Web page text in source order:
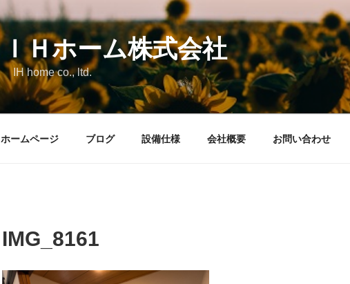
ＩＨホーム株式会社
IH home co., ltd.
ホームページ ブログ 設備仕様 会社概要 お問い合わせ
IMG_8161